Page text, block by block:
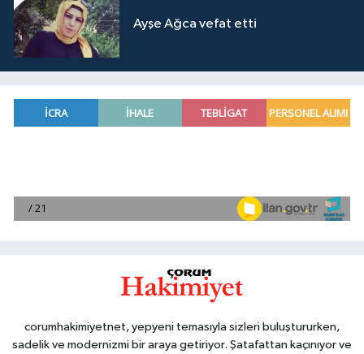
Ayşe Ağca vefat etti
corumhakimiyetnet, yepyeni temasıyla sizleri buluştururken,
sadelik ve modernizmi bir araya getiriyor. Şatafattan kaçınıyor ve